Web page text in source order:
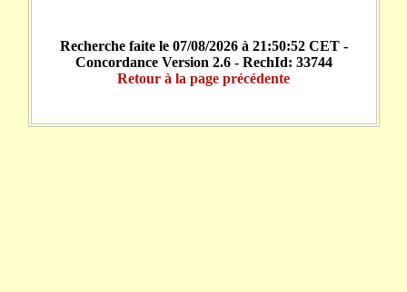
Recherche faite le 07/08/2026 à 21:50:52 CET -
Concordance Version 2.6 - RechId: 33744
Retour à la page précédente